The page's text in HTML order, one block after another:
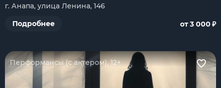
г. Анапа, улица Ленина, 146
Подробнее
от 3 000 ₽
Перформансы (с актером), 12+